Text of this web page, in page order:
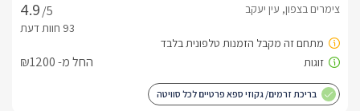
/5
צימרים בצפון, עין יעקב
החל מ- ₪1200
בריכת זרמים/ גקוזי ספא פרטיים לכל סוויטה